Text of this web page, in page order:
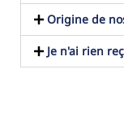
Origine de
Je n'ai rien